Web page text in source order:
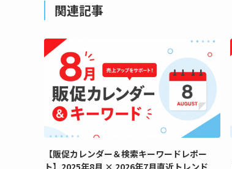
関連記事
【販促カレンダー＆検索キーワードレポー
ト】2025年8月 × 2026年7月直近トレンド